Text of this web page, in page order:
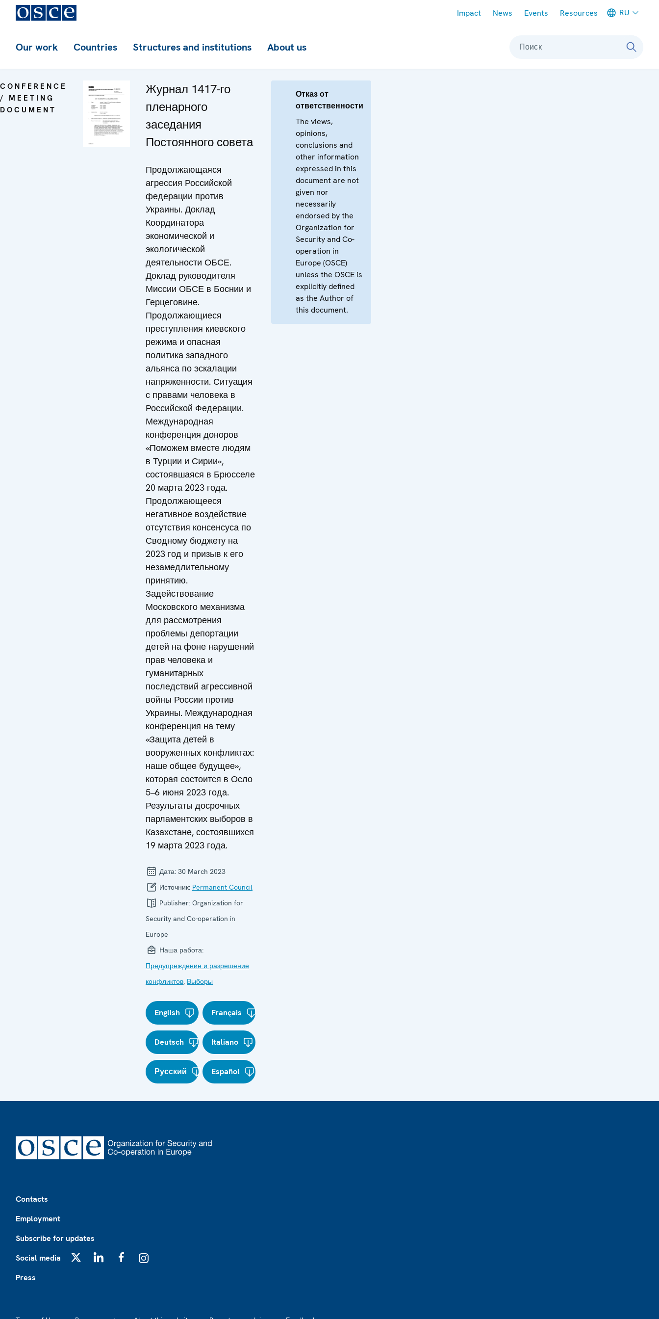
Impact News Events Resources RU
Our work Countries Structures and institutions About us Поиск
CONFERENCE
/ MEETING
DOCUMENT
Журнал 1417-го
пленарного
заседания
Постоянного совета
Продолжающаяся
агрессия Российской
федерации против
Украины. Доклад
Координатора
экономической и
экологической
деятельности ОБСЕ.
Доклад руководителя
Миссии ОБСЕ в Боснии и
Герцеговине.
Продолжающиеся
преступления киевского
режима и опасная
политика западного
альянса по эскалации
напряженности. Ситуация
с правами человека в
Российской Федерации.
Международная
конференция доноров
«Поможем вместе людям
в Турции и Сирии»,
состоявшаяся в Брюсселе
20 марта 2023 года.
Продолжающееся
негативное воздействие
отсутствия консенсуса по
Сводному бюджету на
2023 год и призыв к его
незамедлительному
принятию.
Задействование
Московского механизма
для рассмотрения
проблемы депортации
детей на фоне нарушений
прав человека и
гуманитарных
последствий агрессивной
войны России против
Украины. Международная
конференция на тему
«Защита детей в
вооруженных конфликтах:
наше общее будущее»,
которая состоится в Осло
5–6 июня 2023 года.
Результаты досрочных
парламентских выборов в
Казахстане, состоявшихся
19 марта 2023 года.
Дата: 30 March 2023
Источник: Permanent Council
Publisher: Organization for
Security and Co-operation in
Europe
Наша работа:
Предупреждение и разрешение
конфликтов, Выборы
English Français
Deutsch Italiano
Русский Español
Отказ от
ответственности
The views,
opinions,
conclusions and
other information
expressed in this
document are not
given nor
necessarily
endorsed by the
Organization for
Security and Co-
operation in
Europe (OSCE)
unless the OSCE is
explicitly defined
as the Author of
this document.
Contacts
Employment
Subscribe for updates
Social media
Press